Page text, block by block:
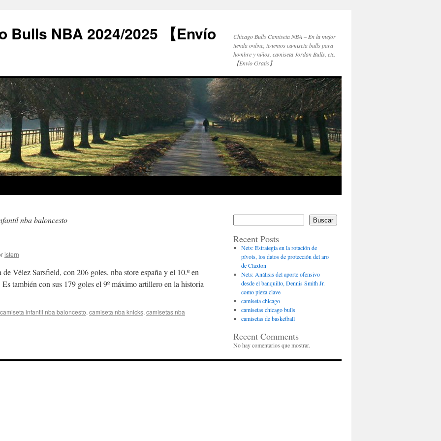
Bulls NBA 2024/2025 【Envío
Chicago Bulls Camiseta NBA – En la mejor
tienda online, tenemos camiseta bulls para
hombre y niños, camiseta Jordan Bulls, etc.
【Envío Gratis】
nba baloncesto
istern
Vélez Sarsfield, con 206 goles, nba store españa y el 10.º en
también con sus 179 goles el 9º máximo artillero en la historia
camiseta infantil nba baloncesto, camiseta nba knicks, camisetas nba
Buscar
Recent Posts
Nets: Estrategia en la rotación de
pívots, los datos de protección del aro
de Claxton
Nets: Análisis del aporte ofensivo
desde el banquillo, Dennis Smith Jr.
como pieza clave
camiseta chicago
camisetas chicago bulls
camisetas de basketball
Recent Comments
No hay comentarios que mostrar.